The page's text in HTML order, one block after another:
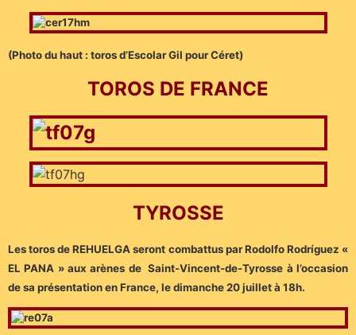
(Photo du haut : toros d’Escolar Gil pour Céret)
TOROS DE FRANCE
TYROSSE
Les toros de REHUELGA seront combattus par Rodolfo Rodríguez «
EL PANA » aux arènes de Saint-Vincent-de-Tyrosse à l’occasion
de sa présentation en France, le dimanche 20 juillet à 18h.